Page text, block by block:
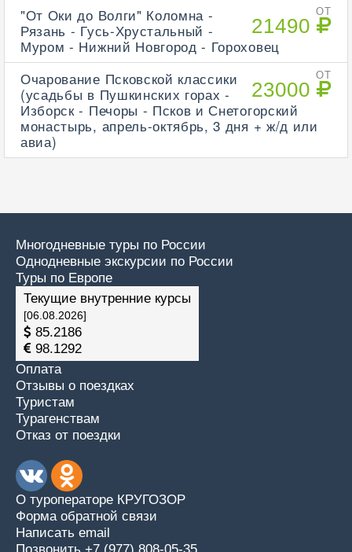
ОТ
21490
"От Оки до Волги" Коломна -
Рязань - Гусь-Хрустальный -
Муром - Нижний Новгород - Гороховец
ОТ
23000
Очарование Псковской классики
(усадьбы в Пушкинских горах -
Изборск - Печоры - Псков и Снетогорский
монастырь, апрель-октябрь, 3 дня + ж/д или
авиа)
Многодневные туры по России
Однодневные экскурсии по России
Туры по Европе
Текущие внутренние курсы
[06.08.2026]
85.2186
98.1292
Оплата
Отзывы о поездках
Туристам
Турагенствам
Отказ от поездки
О туроператоре КРУГОЗОР
Форма обратной связи
Написать email